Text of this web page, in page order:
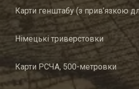
Карти генштабу (з прив’язкою
Німецькі триверстовки
Карти РСЧА, 500-метровки